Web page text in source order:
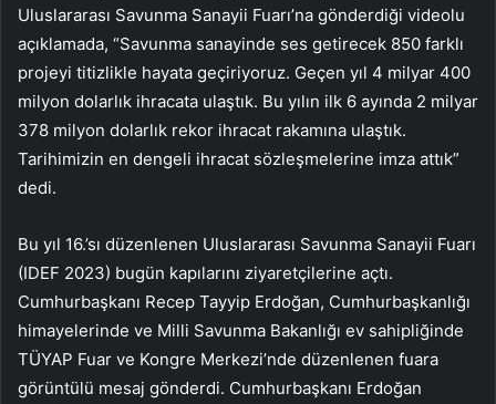
Uluslararası Savunma Sanayii Fuarı’na gönderdiği videolu
açıklamada, “Savunma sanayinde ses getirecek 850 farklı
projeyi titizlikle hayata geçiriyoruz. Geçen yıl 4 milyar 400
milyon dolarlık ihracata ulaştık. Bu yılın ilk 6 ayında 2 milyar
378 milyon dolarlık rekor ihracat rakamına ulaştık.
Tarihimizin en dengeli ihracat sözleşmelerine imza attık”
dedi.
Bu yıl 16.’sı düzenlenen Uluslararası Savunma Sanayii Fuarı
(IDEF 2023) bugün kapılarını ziyaretçilerine açtı.
Cumhurbaşkanı Recep Tayyip Erdoğan, Cumhurbaşkanlığı
himayelerinde ve Milli Savunma Bakanlığı ev sahipliğinde
TÜYAP Fuar ve Kongre Merkezi’nde düzenlenen fuara
görüntülü mesaj gönderdi. Cumhurbaşkanı Erdoğan